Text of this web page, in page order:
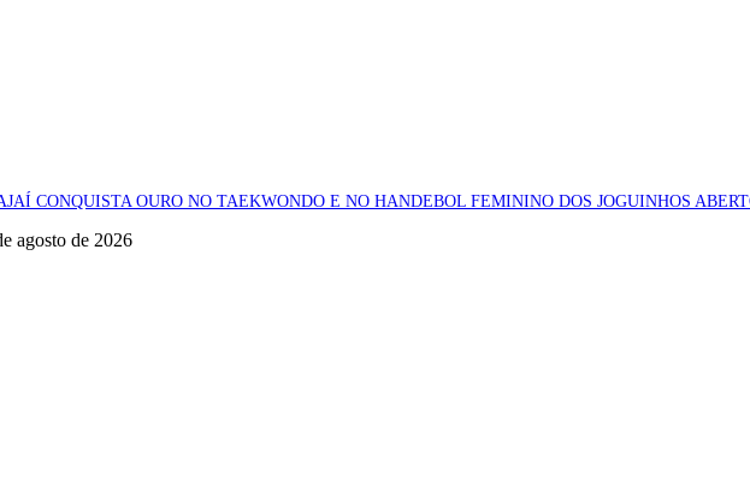
CONQUISTA OURO NO TAEKWONDO E NO HANDEBOL FEMININO DOS JOGUINHOS
agosto de 2026